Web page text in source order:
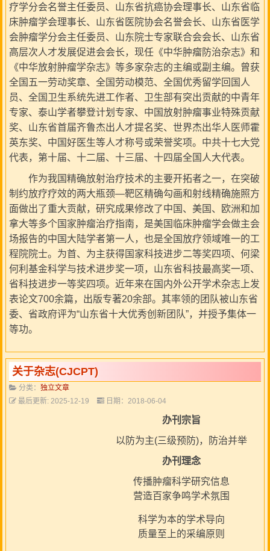
疗学分会名誉主任委员、山东省抗癌协会理事长、山东省临
床肿瘤学会理事长、山东省医院协会名誉会长、山东省医学
会肿瘤学分会主任委员、山东院士专家联合会会长、山东省
高层次人才发展促进会会长，现任《中华肿瘤防治杂志》和
《中华放射肿瘤学杂志》等多家杂志的主编或副主编。曾获
全国五一劳动奖章、全国劳动模范、全国优秀留学回国人
员、全国卫生系统先进工作者、卫生部有突出贡献的中青年
专家、泰山学者攀登计划专家、中国放射肿瘤事业特殊贡献
奖、山东省首届齐鲁杰出人才提名奖、世界杰出华人医师霍
英东奖、中国好医生等人才称号或荣誉奖项。中共十七大党
代表，第十届、十二届、十三届、十四届全国人大代表。
作为我国精确放射治疗技术的主要开拓者之一，在突破
制约放疗疗效的两大瓶颈—靶区精确勾画和射线精确施照方
面做出了重大贡献，研究成果修改了中国、美国、欧洲和加
拿大等多个国家肿瘤治疗指南，是美国临床肿瘤学会做主会
场报告的中国大陆学者第一人，也是全国放疗领域唯一的工
程院院士。为首、为主获得国家科技进步二等奖四项、何梁
何利基金科学与技术进步奖一项，山东省科技最高奖一项、
省科技进步一等奖四项。近年来在国内外公开学术杂志上发
表论文700余篇，出版专著20余部。其率领的团队被山东省
委、省政府评为“山东省十大优秀创新团队”，并授予集体一
等功。
关于杂志(CJCPT)
分类： 独立文章
最后更新: 2025-12-19
日期：2018-06-04
办刊宗旨
以防为主(三级预防)，防治并举
办刊理念
传播肿瘤科学研究信息
营造百家争鸣学术氛围
科学为本的学术导向
质量至上的采编原则